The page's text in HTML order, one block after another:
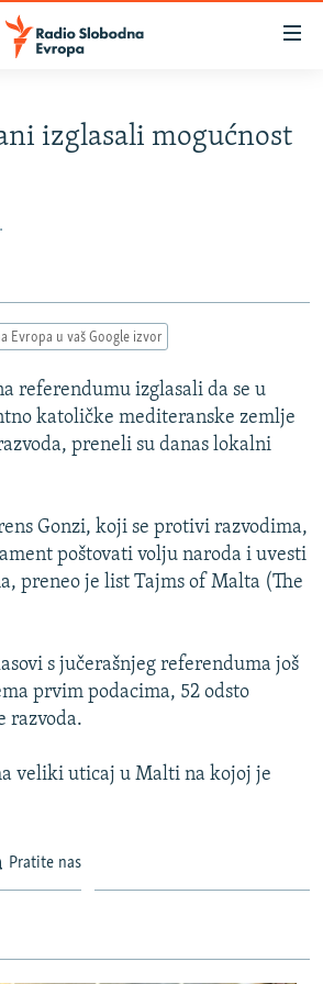
2024.
U BIH
izglasali mogućnost
Evropa u vaš Google izvor
referendumu izglasali da se u
katoličke mediteranske zemlje
preneli su danas lokalni
Gonzi, koji se protivi razvodima,
poštovati volju naroda i uvesti
preneo je list Tajms of Malta (The
s jučerašnjeg referenduma još
prvim podacima, 52 odsto
razvoda.
veliki uticaj u Malti na kojoj je
Pratite nas